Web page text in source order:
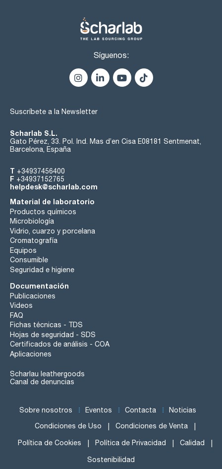
Síguenos:
Suscríbete a la Newsletter
Scharlab S.L.
Gato Pérez, 33. Pol. Ind. Mas d’en Cisa E08181 Sentmenat,
Barcelona, España
T +34937456400
F +34937152765
helpdesk@scharlab.com
Material de laboratorio
Productos químicos
Microbiología
Vidrio, cuarzo y porcelana
Cromatografía
Equipos
Consumible
Seguridad e higiene
Documentación
Publicaciones
Videos
FAQ
Fichas técnicas - TDS
Hojas de seguridad - SDS
Certificados de análisis - COA
Aplicaciones
Scharlau leathergoods
Canal de denuncias
Sobre nosotros Eventos Contacta Noticias
Condiciones de Uso Condiciones de Venta
Política de Cookies Política de Privacidad Calidad
Sostenibilidad